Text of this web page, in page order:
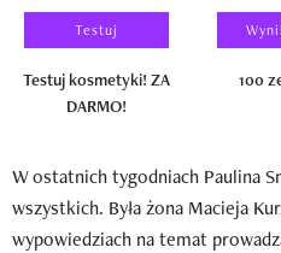
Testuj
Testuj kosmetyki! ZA
DARMO!
100
W ostatnich tygodniach Paulina
wszystkich. Była żona Macieja
wypowiedziach na temat